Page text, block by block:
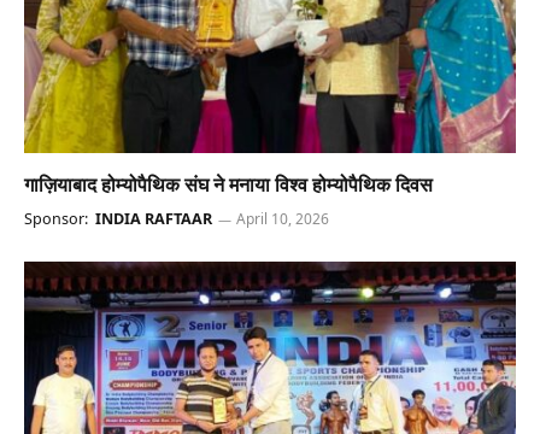
गाज़ियाबाद होम्योपैथिक संघ ने मनाया विश्व होम्योपैथिक दिवस
Sponsor: INDIA RAFTAAR April 10, 2026